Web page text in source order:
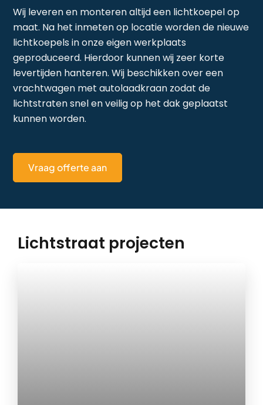
Wij leveren en monteren altijd een lichtkoepel op
maat. Na het inmeten op locatie worden de nieuwe
lichtkoepels in onze eigen werkplaats
geproduceerd. Hierdoor kunnen wij zeer korte
levertijden hanteren. Wij beschikken over een
vrachtwagen met autolaadkraan zodat de
lichtstraten snel en veilig op het dak geplaatst
kunnen worden.
Vraag offerte aan
Lichtstraat projecten